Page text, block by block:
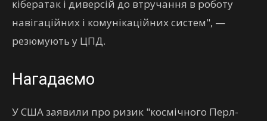
кібератак і диверсій до втручання в роботу
навігаційних і комунікаційних систем", —
резюмують у ЦПД.
Нагадаємо
У США заявили про ризик "космічного Перл-